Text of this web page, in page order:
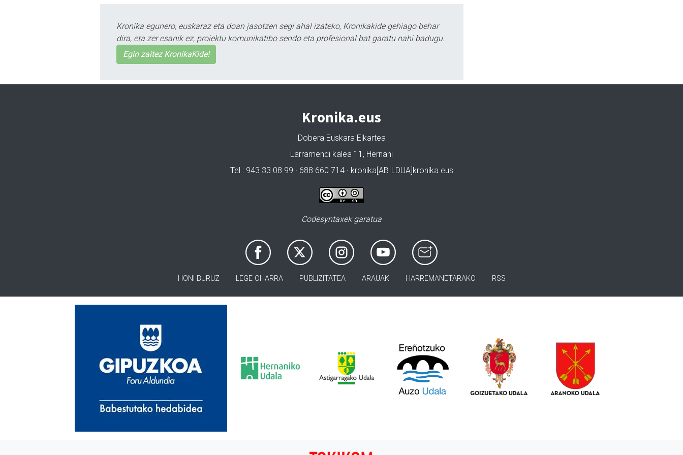
Kronika egunero, euskaraz eta doan jasotzen segi ahal izateko, Kronikakide gehiago behar
dira, eta zer esanik ez, proiektu komunikatibo sendo eta profesional bat garatu nahi badugu.
Egin zaitez KronikaKide!
Kronika.eus
Dobera Euskara Elkartea
Larramendi kalea 11, Hernani
Tel.: 943 33 08 99 · 688 660 714 · kronika[ABILDUA]kronika.eus
Codesyntaxek garatua
HONI BURUZ LEGE OHARRA PUBLIZITATEA ARAUAK HARREMANETARAKO RSS